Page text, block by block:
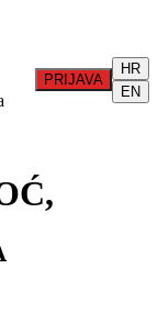
PRIJAVA
HR
EN